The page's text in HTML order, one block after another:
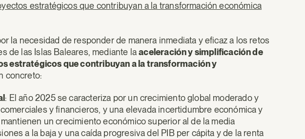
estratégicos que contribuyan a la transformación económica
la necesidad de responder de manera inmediata y eficaz a los retos
de las Islas Baleares, mediante laaceleración y simplificación de
estratégicos que contribuyan a la transformación y
concreto:
: El año 2025 se caracteriza por un crecimiento global moderado y
y financieros, y una elevada incertidumbre económica y
un crecimiento económico superior al de la media
a la baja y una caída progresiva del PIB per cápita y de la renta